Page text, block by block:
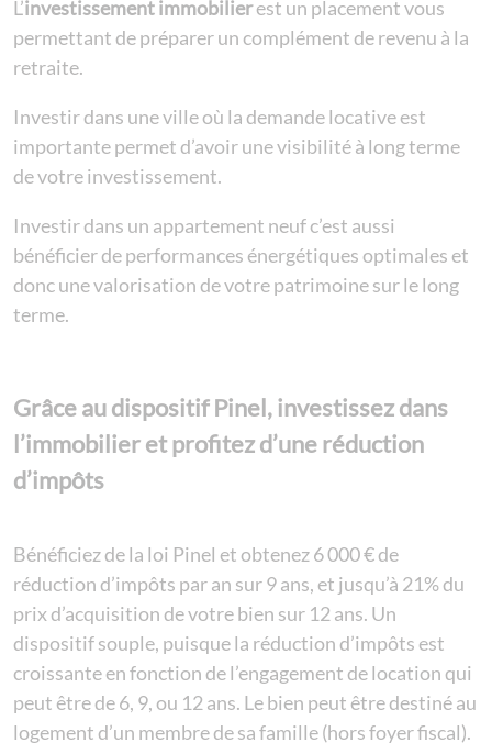
L’investissement immobilierest un placement vous
permettant de préparer un complément de revenu à la
retraite.
Investir dans une ville où la demande locative est
importante permet d’avoir une visibilité à long terme
de votre investissement.
Investir dans un appartement neuf c’est aussi
bénéficier de performances énergétiques optimales et
donc une valorisation de votre patrimoine sur le long
terme.
Grâce au dispositif Pinel, investissez dans
l’immobilier et profitez d’une réduction
d’impôts
Bénéficiez de la loi Pinel et obtenez 6 000 € de
réduction d’impôts par an sur 9 ans, et jusqu’à 21% du
prix d’acquisition de votre bien sur 12 ans. Un
dispositif souple, puisque la réduction d’impôts est
croissante en fonction de l’engagement de location qui
peut être de 6, 9, ou 12 ans. Le bien peut être destiné au
logement d’un membre de sa famille (hors foyer fiscal).